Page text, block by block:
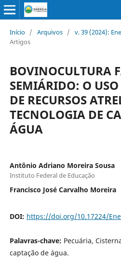
Início / Arquivos / v. 39 (2024):
Artigos
BOVINOCULTURA
SEMIÁRIDO: O
DE RECURSOS
TECNOLOGIA DE
ÁGUA
Antônio Adriano Moreira Sousa
Instituto Federal de Educação
Francisco José Carvalho Moreira
DOI: https://doi.org/10.17224/
Palavras-chave: Pecuária,
captação de água.